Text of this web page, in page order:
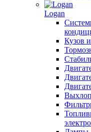
Logan
Кузов